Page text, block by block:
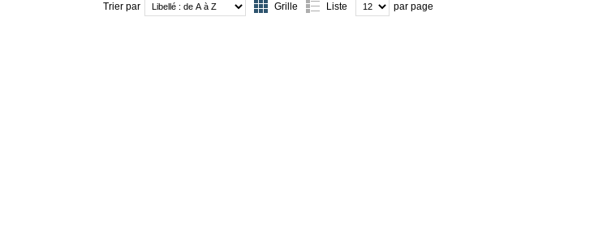
par page
Grille Liste
Trier par